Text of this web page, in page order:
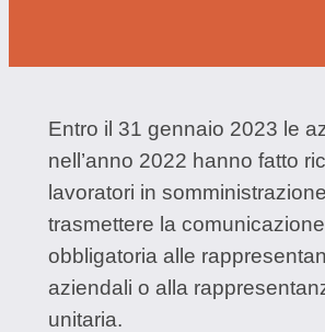
Entro il 31 gennaio 2023 le
nell’anno 2022 hanno fatto
lavoratori in
trasmettere la
obbligatoria alle
aziendali o alla
unitaria.